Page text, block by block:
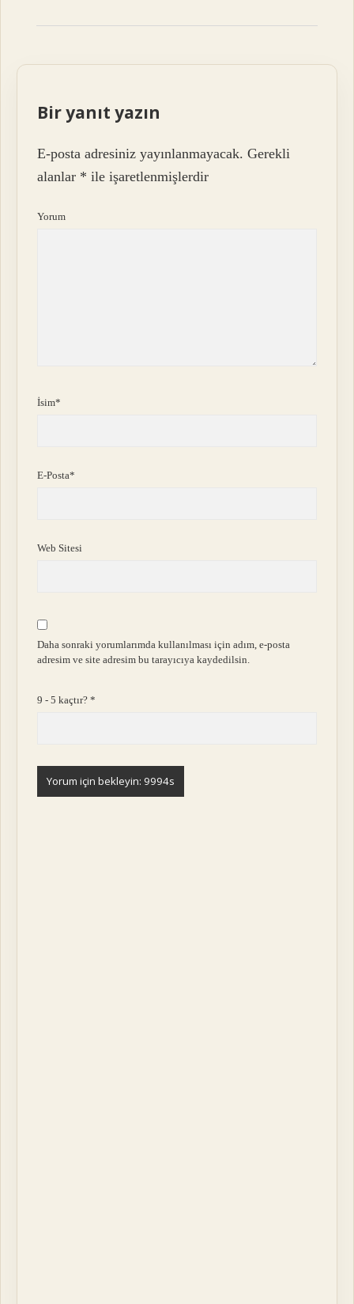
Bir yanıt yazın
E-posta adresiniz yayınlanmayacak. Gerekli
alanlar * ile işaretlenmişlerdir
Yorum
İsim*
E-Posta*
Web Sitesi
Daha sonraki yorumlarımda kullanılması için adım, e-posta
adresim ve site adresim bu tarayıcıya kaydedilsin.
9 - 5 kaçtır?*